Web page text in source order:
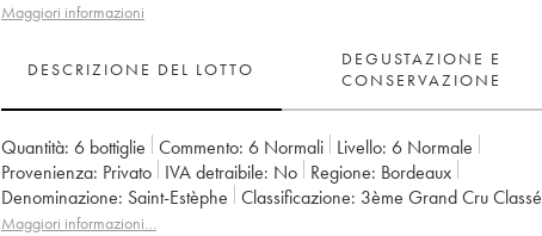
Maggiori informazioni
DESCRIZIONE DEL LOTTO
DEGUSTAZIONE E
CONSERVAZIONE
Quantità: 6 bottiglie Commento: 6 Normali Livello: 6 Normale
Provenienza:
privato IVA detraibile: no Regione:
Bordeaux
Denominazione:
Saint-Estèphe Classificazione:
3ème Grand Cru Classé
Proprietario: Suravenir Assurances
Maggiori informazioni…